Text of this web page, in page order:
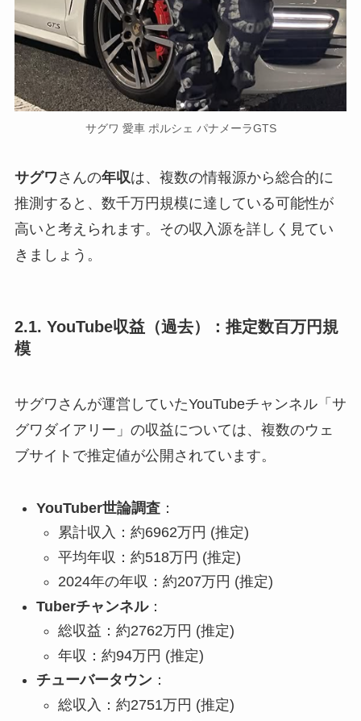
サグワ 愛車 ポルシェ パナメーラGTS
サグワ さんの年収は、複数の情報源から総合的に
推測すると、数千万円規模に達している可能性が
高いと考えられます。その収入源を詳しく見てい
きましょう。
2.1. YouTube収益（過去）：推定数百万円規
模
サグワさんが運営していたYouTubeチャンネル「サ
グワダイアリー」の収益については、複数のウェ
ブサイトで推定値が公開されています。
YouTuber世論調査：
累計収入：約6962万円 (推定)
平均年収：約518万円 (推定)
2024年の年収：約207万円 (推定)
Tuberチャンネル：
総収益：約2762万円 (推定)
年収：約94万円 (推定)
チューバータウン：
総収入：約2751万円 (推定)